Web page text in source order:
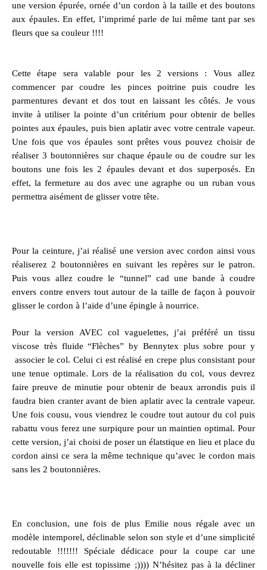
une version épurée, ornée d’un cordon à la taille et des boutons
aux épaules. En effet, l’imprimé parle de lui même tant par ses
fleurs que sa couleur !!!!
Cette étape sera valable pour les 2 versions : Vous allez
commencer par coudre les pinces poitrine puis coudre les
parmentures devant et dos tout en laissant les côtés. Je vous
invite à utiliser la pointe d’un critérium pour obtenir de belles
pointes aux épaules, puis bien aplatir avec votre centrale vapeur.
Une fois que vos épaules sont prêtes vous pouvez choisir de
réaliser 3 boutonnières sur chaque épaule ou de coudre sur les
boutons une fois les 2 épaules devant et dos superposés. En
effet, la fermeture au dos avec une agraphe ou un ruban vous
permettra aisément de glisser votre tête.
Pour la ceinture, j’ai réalisé une version avec cordon ainsi vous
réaliserez 2 boutonnières en suivant les repères sur le patron.
Puis vous allez coudre le “tunnel” cad une bande à coudre
envers contre envers tout autour de la taille de façon à pouvoir
glisser le cordon à l’aide d’une épingle à nourrice.
Pour la version AVEC col vaguelettes, j’ai préféré un tissu
viscose très fluide “Flèches” by Bennytex plus sobre pour y
associer le col. Celui ci est réalisé en crepe plus consistant pour
une tenue optimale. Lors de la réalisation du col, vous devrez
faire preuve de minutie pour obtenir de beaux arrondis puis il
faudra bien cranter avant de bien aplatir avec la centrale vapeur.
Une fois cousu, vous viendrez le coudre tout autour du col puis
rabattu vous ferez une surpiqure pour un maintien optimal. Pour
cette version, j’ai choisi de poser un élatstique en lieu et place du
cordon ainsi ce sera la même technique qu’avec le cordon mais
sans les 2 boutonnières.
En conclusion, une fois de plus Emilie nous régale avec un
modèle intemporel, déclinable selon son style et d’une simplicité
redoutable !!!!!!! Spéciale dédicace pour la coupe car une
nouvelle fois elle est topissime ;)))) N’hésitez pas à la décliner